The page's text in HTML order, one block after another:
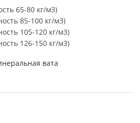
65-80 кг/м3)
85-100 кг/м3)
105-120 кг/м3)
126-150 кг/м3)
вата